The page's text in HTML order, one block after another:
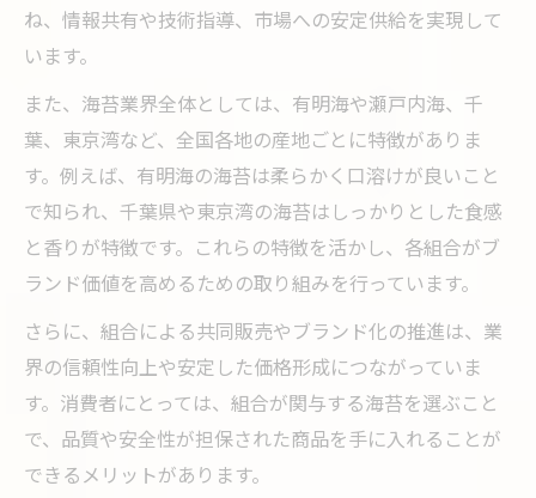
ね、情報共有や技術指導、市場への安定供給を実現して
います。
また、海苔業界全体としては、有明海や瀬戸内海、千
葉、東京湾など、全国各地の産地ごとに特徴がありま
す。例えば、有明海の海苔は柔らかく口溶けが良いこと
で知られ、千葉県や東京湾の海苔はしっかりとした食感
と香りが特徴です。これらの特徴を活かし、各組合がブ
ランド価値を高めるための取り組みを行っています。
さらに、組合による共同販売やブランド化の推進は、業
界の信頼性向上や安定した価格形成につながっていま
す。消費者にとっては、組合が関与する海苔を選ぶこと
で、品質や安全性が担保された商品を手に入れることが
できるメリットがあります。